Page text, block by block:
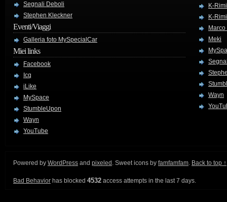
Segnali Deboli
Stephen Kleckner
Eventi/Viaggi
Galleria foto MySpecialCar
Miei links
Facebook
Icq
iLike
MySpace
StumbleUpon
Wayn
YouTube
K-
K-
Meki
Wayn
Powered by WordPress and pixeled . Sweet icons by famfamfam. Back to top ↑
Bad Behavior has blocked 4532 access attempts in the last 7 days.